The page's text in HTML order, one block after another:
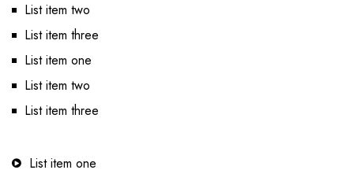
List item two
List item three
List item one
List item two
List item three
List item one